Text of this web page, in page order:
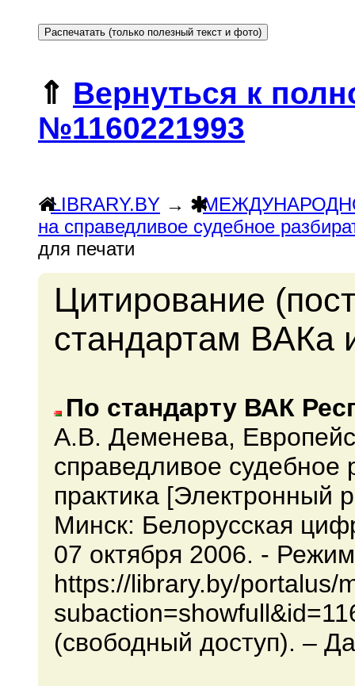
⇑ Вернуться к
№1160221993
LIBRARY.BY →
на справедливое судебное
для печати
Цитирование
стандартам ВАКа
По стандарту ВАК
А.В. Деменева,
справедливое судебное
практика [Электронный
Минск: Белорусская
07 октября 2006. -
https://library.by/portalus/
(свободный доступ). –